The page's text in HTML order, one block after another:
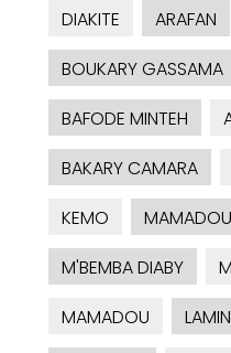
DIAKITE
ARAFAN
BOUKARY GASSAMA
BAFODE MINTEH
BAKARY CAMARA
KEMO
MAMADOU
M'BEMBA DIABY
MAMADOU